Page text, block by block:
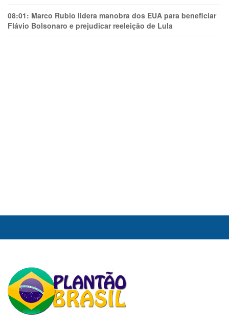
08:01: Marco Rubio lidera manobra dos EUA para beneficiar
Flávio Bolsonaro e prejudicar reeleição de Lula